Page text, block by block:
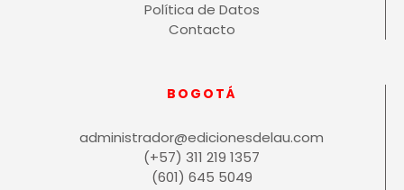
Política de Datos
Contacto
BOGOTÁ
administrador@edicionesdelau.com
(+57) 311 219 1357
(601) 645 5049